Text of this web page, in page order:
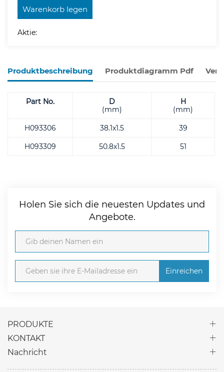
Warenkorb legen
Aktie:
Produktbeschreibung Produktdiagramm Pdf
Part No.
D
(mm)
H
(mm)
H093306
38.1x1.5
39
H093309
50.8x1.5 51
Holen Sie sich die neuesten Updates und
Angebote.
Einreichen
PRODUKTE
KONTAKT
Nachricht